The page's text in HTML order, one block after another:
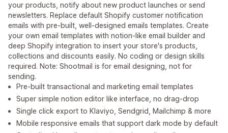
your products, notify about new product launches or send
newsletters. Replace default Shopify customer notification
emails with pre-built, well-designed emails templates. Create
your own email templates with notion-like email builder and
deep Shopify integration to insert your store's products,
collections and discounts easily. No coding or design skills
required. Note: Shootmail is for email designing, not for
sending.
Pre-built transactional and marketing email templates
Super simple notion editor like interface, no drag-drop
Single click export to Klaviyo, Sendgrid, Mailchimp & more
Mobile responsive emails that support dark mode by default